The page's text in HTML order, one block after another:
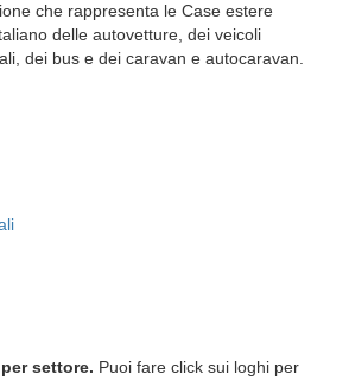
che rappresenta le Case estere
delle autovetture, dei veicoli
dei bus e dei caravan e autocaravan.
settore. Puoi fare click sui loghi per